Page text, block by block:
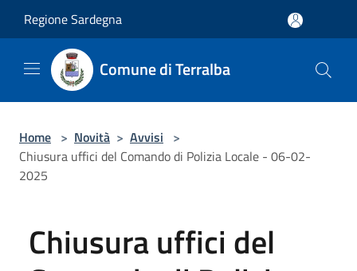
Regione Sardegna
Comune di Terralba
Home > Novità > Avvisi >
Chiusura uffici del Comando di Polizia Locale - 06-02-
2025
Chiusura uffici del